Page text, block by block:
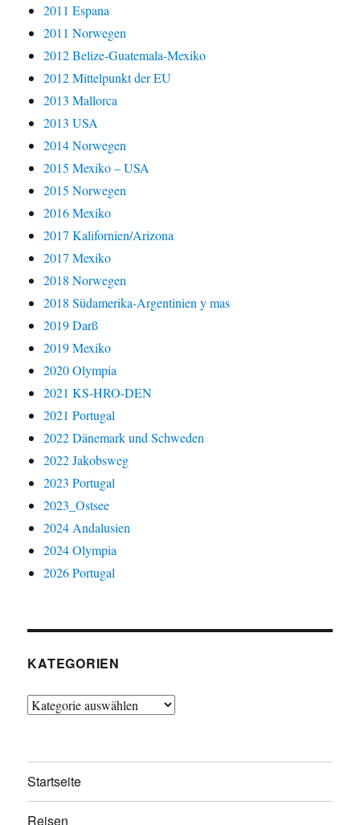
2011 Espana
2011 Norwegen
2012 Belize-Guatemala-Mexiko
2012 Mittelpunkt der EU
2013 Mallorca
2013 USA
2014 Norwegen
2015 Mexiko – USA
2015 Norwegen
2016 Mexiko
2017 Kalifornien/Arizona
2017 Mexiko
2018 Norwegen
2018 Südamerika-Argentinien y mas
2019 Darß
2019 Mexiko
2020 Olympia
2021 KS-HRO-DEN
2021 Portugal
2022 Dänemark und Schweden
2022 Jakobsweg
2023 Portugal
2023_Ostsee
2024 Andalusien
2024 Olympia
2026 Portugal
KATEGORIEN
Kategorien
Startseite
Reisen